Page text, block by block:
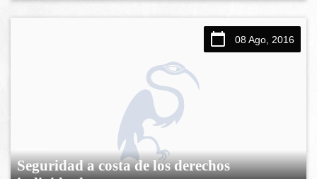
08 Ago, 2016
Seguridad a costa de los derechos